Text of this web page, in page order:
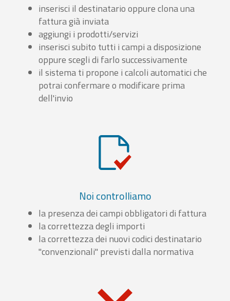
inserisci il destinatario oppure clona una
fattura già inviata
aggiungi i prodotti/servizi
inserisci subito tutti i campi a disposizione
oppure scegli di farlo successivamente
il sistema ti propone i calcoli automatici che
potrai confermare o modificare prima
dell'invio
Noi controlliamo
la presenza dei campi obbligatori di fattura
la correttezza degli importi
la correttezza dei nuovi codici destinatario
"convenzionali" previsti dalla normativa